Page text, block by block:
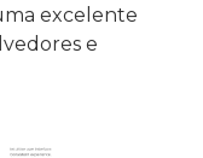
excelente
e